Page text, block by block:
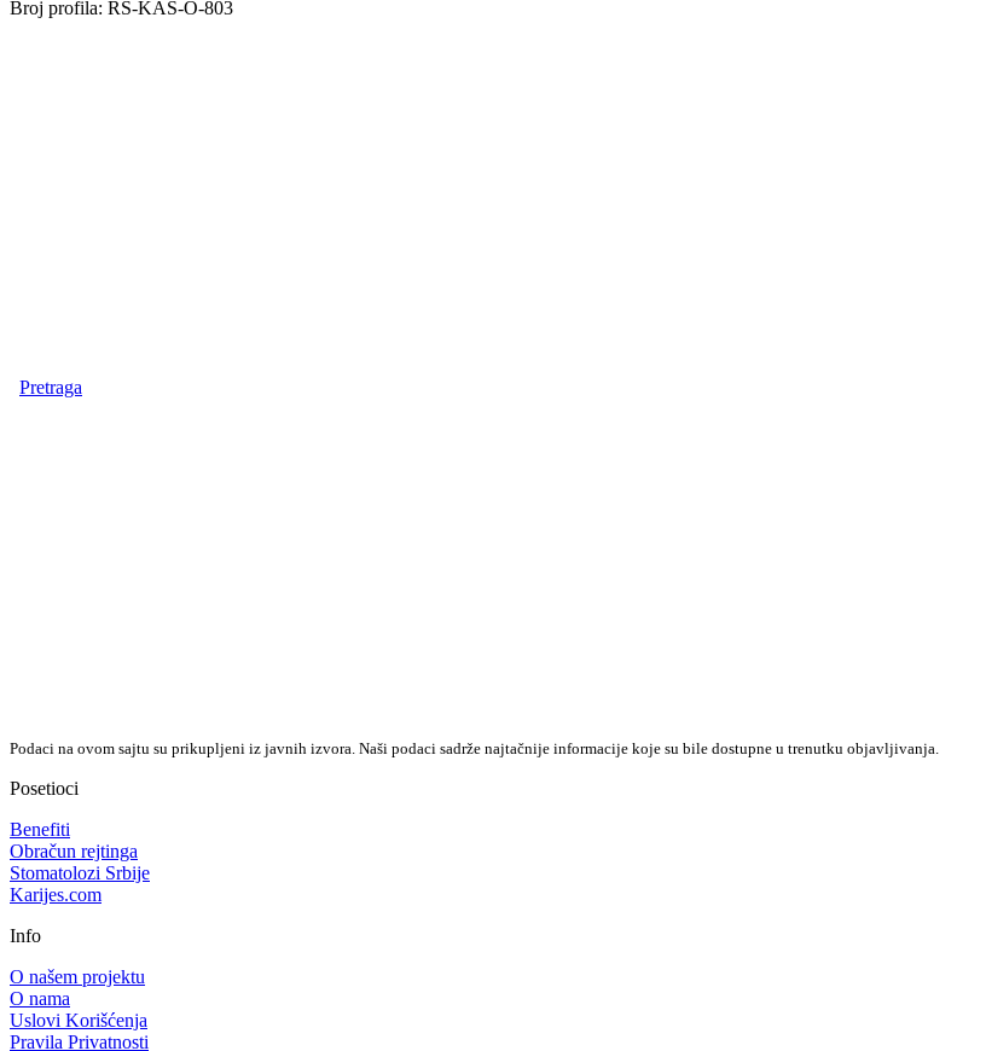
Broj profila: RS-KAS-O-803
Pretraga
Podaci na ovom sajtu su prikupljeni iz javnih izvora. Naši podaci sadrže najtačnije informacije koje su bile dostupne u trenutku objavljivanja.
Posetioci
Benefiti
Obračun rejtinga
Stomatolozi Srbije
Karijes.com
Info
O našem projektu
O nama
Uslovi Korišćenja
Pravila Privatnosti